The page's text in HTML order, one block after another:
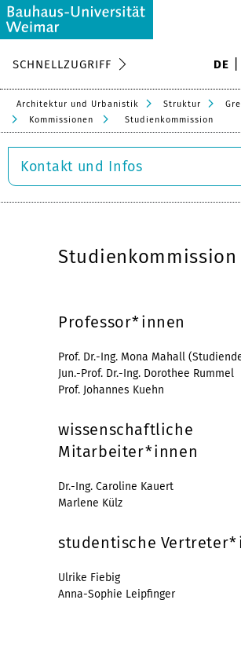
SCHNELLZUGRIFF DE
Architektur und Urbanistik Struktur
Kommissionen
Studienkommission
Kontakt und Infos
Studienkommission
Professor*innen
Prof. Dr.-Ing. Mona Mahall
Jun.-Prof. Dr.-Ing. Dorothee Rummel
Prof. Johannes Kuehn
wissenschaftliche
Mitarbeiter*innen
Dr.-Ing. Caroline Kauert
Marlene Külz
studentische
Ulrike Fiebig
Anna-Sophie Leipfinger